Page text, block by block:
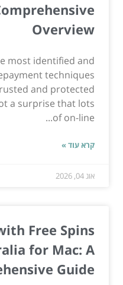
Overview
most identified and
techniques
and protected
a surprise that lots
of on-line...
קרא עוד »
אוג 04, 2026
Free Spins
for Mac: A
Guide